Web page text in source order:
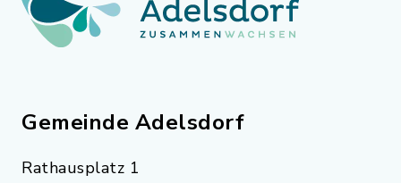
Gemeinde Adelsdorf
Rathausplatz 1